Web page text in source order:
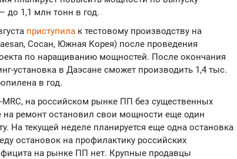
до 1,1 млн тонн в год.
приступила к тестовому производству на
Сосан, Южная Корея) после проведения
по наращиванию мощностей. После окончания
установка в Даэсане сможет производить 1,4 тыс.
в год.
на российском рынке ПП без существенных
ремонт остановил свои мощности еще один
На текущей неделе планируется еще одна остановка
остановок на профилактику российских
на рынке ПП нет. Крупные продавцы